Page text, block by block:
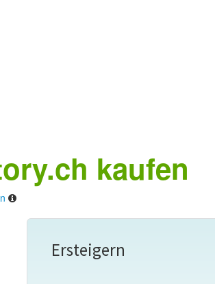
kaufen
Ersteigern